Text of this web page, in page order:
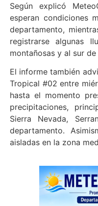
Según explicó
esperan condiciones
departamento,
registrarse algunas
montañosas y al sur de
El informe también
Tropical #02 entre
hasta el momento
precipitaciones,
Sierra Nevada,
departamento.
aisladas en la zona